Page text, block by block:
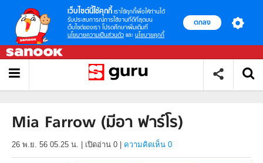
เว็บไซต์นี้ใช้คุกกี้ เราใช้คุกกี้เพื่อให้ท่านได้
รับประสบการณ์การใช้งานที่ดีที่สุดบน
เว็บไซต์ของเรา โปรดศึกษาเพิ่มเติมที่
นโยบายความเป็นส่วนตัว และ นโยบายคุกกี้
ตกลง
Mia Farrow (มีอา ฟาร์โร)
26 พ.ย. 56 05.25 น. เปิดอ่าน 0 ความคิดเห็น 0